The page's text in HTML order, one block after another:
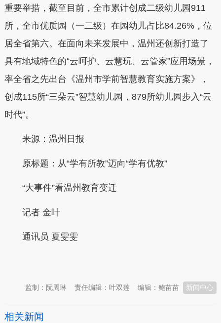
重要举措，截至目前，全市累计创成二级幼儿园911
所，全市优质园（一二级）在园幼儿占比84.26%，位
居全省第六。在面向未来发展中，温州还创新打造了
具有地域特色的“云呵护、云慧玩、云管家”应用场景，
率全省之先出台《温州市学前智慧教育实施方案》，
创成115所“三朵云”智慧幼儿园，879所幼儿园步入“云
时代”。
来源：温州日报
原标题：从“学有所教”迈向“学有优教”
“大事件”看温州教育变迁
记者 金叶
通讯员 夏雯雯
新闻中心
编辑：鲍苗苗
责任编辑：叶双莲
监制：阮周琳
相关新闻